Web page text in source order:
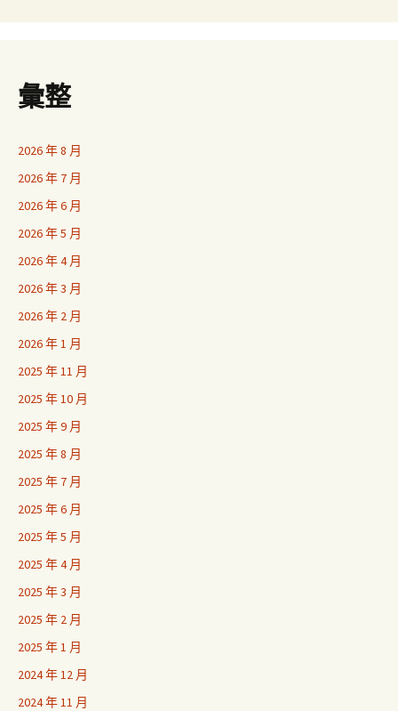
彙整
2026 年 8 月
2026 年 7 月
2026 年 6 月
2026 年 5 月
2026 年 4 月
2026 年 3 月
2026 年 2 月
2026 年 1 月
2025 年 11 月
2025 年 10 月
2025 年 9 月
2025 年 8 月
2025 年 7 月
2025 年 6 月
2025 年 5 月
2025 年 4 月
2025 年 3 月
2025 年 2 月
2025 年 1 月
2024 年 12 月
2024 年 11 月